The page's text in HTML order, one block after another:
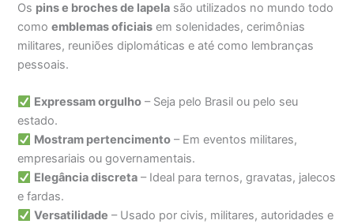
Os pins e broches de lapela são utilizados no mundo todo
comoemblemas oficiais em solenidades, cerimônias
militares, reuniões diplomáticas e até como lembranças
pessoais.
Expressam orgulho – Seja pelo Brasil ou pelo seu
estado.
Mostram pertencimento – Em eventos militares,
empresariais ou governamentais.
Elegância discreta – Ideal para ternos, gravatas, jalecos
e fardas.
Versatilidade – Usado por civis, militares, autoridades e